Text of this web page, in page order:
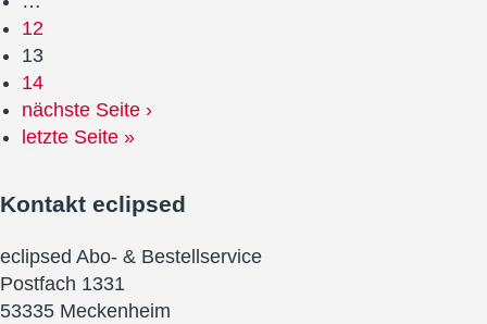
12
13
14
nächste Seite ›
letzte Seite »
Kontakt eclipsed
eclipsed Abo- & Bestellservice
Postfach 1331
53335 Meckenheim